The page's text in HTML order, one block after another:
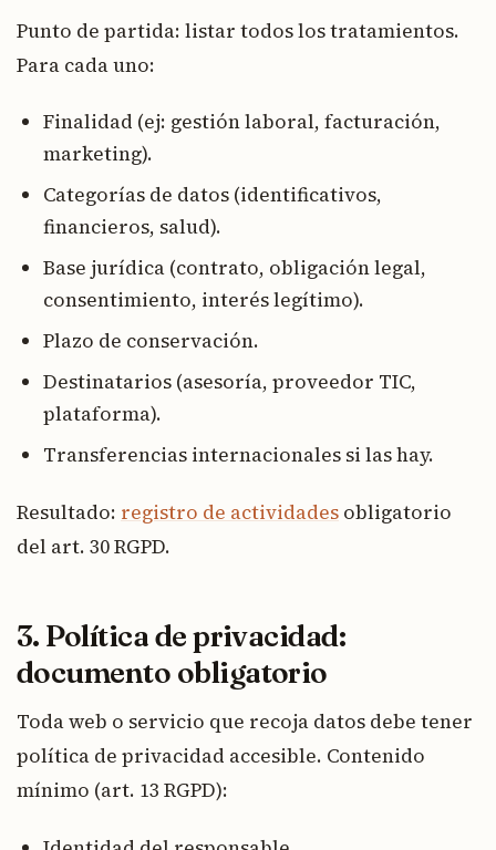
Punto de partida: listar todos los tratamientos.
Para cada uno:
Finalidad (ej: gestión laboral, facturación,
marketing).
Categorías de datos (identificativos,
financieros, salud).
Base jurídica (contrato, obligación legal,
consentimiento, interés legítimo).
Plazo de conservación.
Destinatarios (asesoría, proveedor TIC,
plataforma).
Transferencias internacionales si las hay.
Resultado: registro de actividades obligatorio
del art. 30 RGPD.
3. Política de privacidad:
documento obligatorio
Toda web o servicio que recoja datos debe tener
política de privacidad accesible. Contenido
mínimo (art. 13 RGPD):